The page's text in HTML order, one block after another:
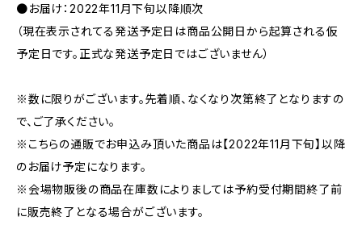
●お届け：2022年11月下旬以降順次
（現在表示されてる発送予定日は商品公開日から起算される仮
予定日です。正式な発送予定日ではございません）
※数に限りがございます。先着順、なくなり次第終了となりますの
で、ご了承ください。
※こちらの通販でお申込み頂いた商品は【2022年11月下旬】以降
のお届け予定になります。
※会場物販後の商品在庫数によりましては予約受付期間終了前
に販売終了となる場合がございます。